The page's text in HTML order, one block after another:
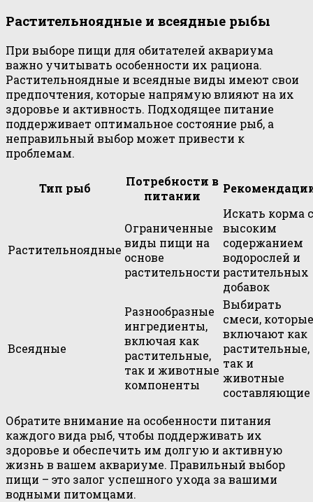
Растительноядные и всеядные рыбы
При выборе пищи для обитателей аквариума
важно учитывать особенности их рациона.
Растительноядные и всеядные виды имеют свои
предпочтения, которые напрямую влияют на их
здоровье и активность. Подходящее питание
поддерживает оптимальное состояние рыб, а
неправильный выбор может привести к
проблемам.
Тип рыб
Потребности в
питании
Растительноядные
Ограниченные
виды пищи на
основе
растительности
Искать корма с
высоким
содержанием
водорослей и
растительных
добавок
Всеядные
Разнообразные
ингредиенты,
включая как
растительные,
так и животные
компоненты
Выбирать
смеси, которые
включают как
растительные,
так и
животные
составляющие
Обратите внимание на особенности питания
каждого вида рыб, чтобы поддерживать их
здоровье и обеспечить им долгую и активную
жизнь в вашем аквариуме. Правильный выбор
пищи – это залог успешного ухода за вашими
водными питомцами.